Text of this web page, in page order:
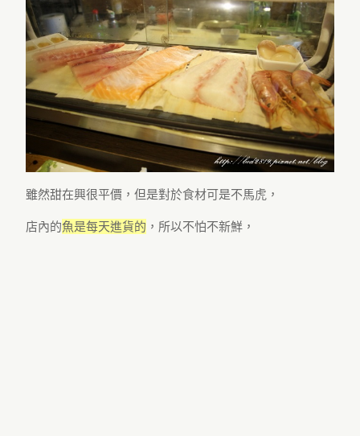
雖然甜在興很平價，但是對於食材可是不馬虎，
店內的魚是每天進貨的 ，所以不怕不新鮮，